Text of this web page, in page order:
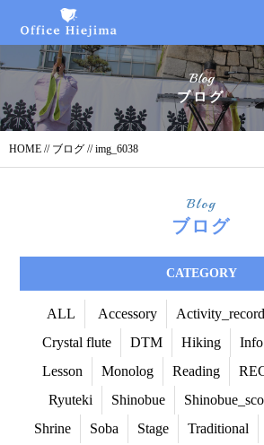
Blog
ブログ
HOME // ブログ // img_6038
Blog
ブログ
CATEGORY
ALL Accessory Activity_record
Crystal flute
DTM Hiking Info
Lesson
Monolog Reading
Ryuteki
Shinobue
Shrine
Soba Stage Traditional